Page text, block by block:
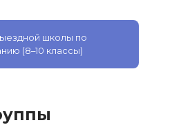
школы по
(8–10 классы)